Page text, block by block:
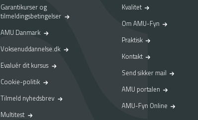
Garantikurser og
tilmeldingsbetingelser
AMU Danmark
Voksenuddannelse.dk
Evaluér dit kursus
Cookie-politik
Tilmeld nyhedsbrev
Multitest
Kvalitet
Om AMU-Fyn
Praktisk
Kontakt
Send sikker mail
AMU portalen
AMU-Fyn Online